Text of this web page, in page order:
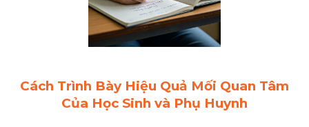
Cách Trình Bày Hiệu Quả Mối Quan Tâm
Của Học Sinh và Phụ Huynh